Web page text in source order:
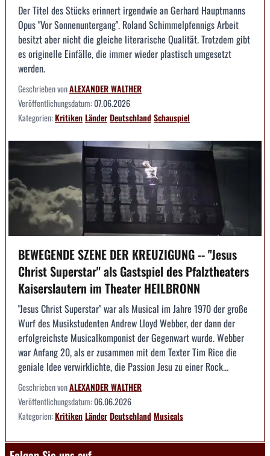
Der Titel des Stücks erinnert irgendwie an Gerhard Hauptmanns
Opus "Vor Sonnenuntergang". Roland Schimmelpfennigs Arbeit
besitzt aber nicht die gleiche literarische Qualität. Trotzdem gibt
es originelle Einfälle, die immer wieder plastisch umgesetzt
werden.
Geschrieben vonALEXANDER WALTHER
Veröffentlichungsdatum:07.06.2026
Kategorien:KritikenLänderDeutschlandSchauspiel
BEWEGENDE SZENE DER KREUZIGUNG -- "Jesus
Christ Superstar" als Gastspiel des Pfalztheaters
Kaiserslautern im Theater HEILBRONN
"Jesus Christ Superstar" war als Musical im Jahre 1970 der große
Wurf des Musikstudenten Andrew Lloyd Webber, der dann der
erfolgreichste Musicalkomponist der Gegenwart wurde. Webber
war Anfang 20, als er zusammen mit dem Texter Tim Rice die
geniale Idee verwirklichte, die Passion Jesu zu einer Rock...
Geschrieben vonALEXANDER WALTHER
Veröffentlichungsdatum:06.06.2026
Kategorien:KritikenLänderDeutschlandMusicals